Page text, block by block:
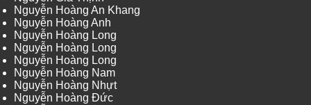
Nguyễn Hoàng An Khang
Nguyễn Hoàng Anh
Nguyễn Hoàng Long
Nguyễn Hoàng Long
Nguyễn Hoàng Long
Nguyễn Hoàng Nam
Nguyễn Hoàng Nhựt
Nguyễn Hoàng Đức